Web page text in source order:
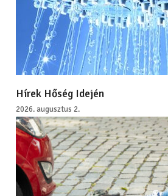
Hírek Hőség Idején
2026. augusztus 2.